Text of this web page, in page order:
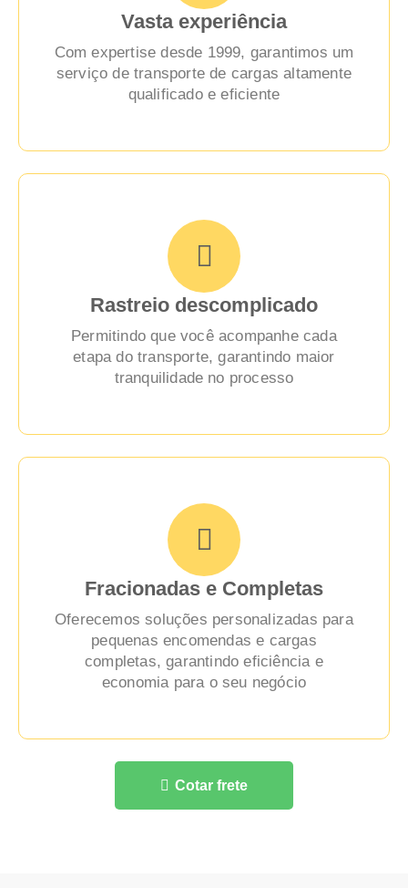
Vasta experiência
Com expertise desde 1999, garantimos um
serviço de transporte de cargas altamente
qualificado e eficiente
Rastreio descomplicado
Permitindo que você acompanhe cada
etapa do transporte, garantindo maior
tranquilidade no processo
Fracionadas e Completas
Oferecemos soluções personalizadas para
pequenas encomendas e cargas
completas, garantindo eficiência e
economia para o seu negócio
Cotar frete